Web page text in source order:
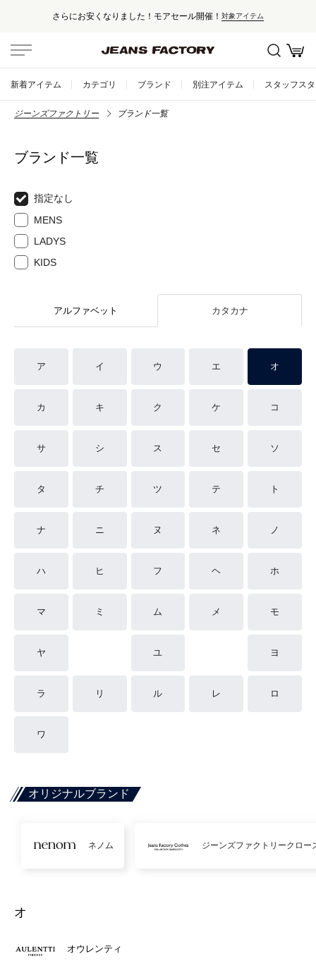
さらにお安くなりました！モアセール開催！ 対象アイテム
新着アイテム カテゴリ ブランド 別注アイテム スタッフス
ジーンズファクトリー ブランド一覧
ブランド一覧
指定なし
MENS
LADYS
KIDS
アルファベット カタカナ
ア イ ウ エ オ
カ キ ク ケ コ
サ シ ス セ ソ
タ チ ツ テ ト
ナ ニ ヌ ネ ノ
ハ ヒ フ ヘ ホ
マ ミ ム メ モ
ヤ ユ ヨ
ラ リ ル レ ロ
ワ
オリジナルブランド
ネノム ジーンズファクトリークロー
オ
オウレンティ